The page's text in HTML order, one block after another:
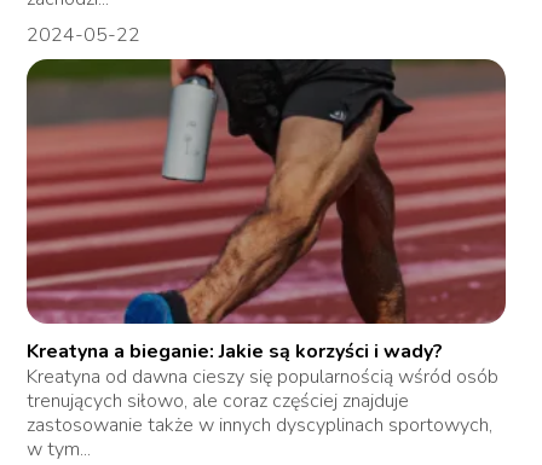
2024-05-22
Kreatyna a bieganie: Jakie są korzyści i wady?
Kreatyna od dawna cieszy się popularnością wśród osób
trenujących siłowo, ale coraz częściej znajduje
zastosowanie także w innych dyscyplinach sportowych,
w tym...